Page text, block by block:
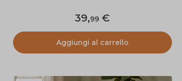
39,99
Aggiungi al carrello